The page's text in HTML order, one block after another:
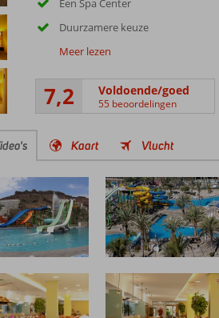
Een Spa Center
Duurzamere keuze
Meer lezen
7,2 Voldoende/goed
55 beoordelingen
Kaart Vlucht